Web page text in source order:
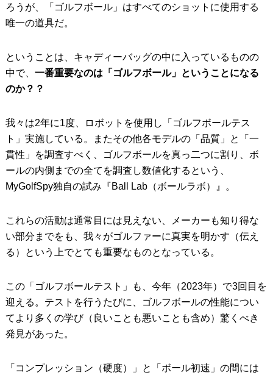
ろうが、「ゴルフボール」はすべてのショットに使用する
唯一の道具だ。
ということは、キャディーバッグの中に入っているものの
中で、 一番重要なのは「ゴルフボール」ということになる
のか？？
我々は2年に1度、ロボットを使用し「ゴルフボールテス
ト」実施している。またその他各モデルの「品質」と「一
貫性」を調査すべく、ゴルフボールを真っ二つに割り、ボ
ールの内側までの全てを調査し数値化するという、
MyGolfSpy独自の試み『Ball Lab（ボールラボ）』。
これらの活動は通常目には見えない、メーカーも知り得な
い部分までをも、我々がゴルファーに真実を明かす（伝え
る）という上でとても重要なものとなっている。
この「ゴルフボールテスト」も、今年（2023年）で3回目を
迎える。テストを行うたびに、ゴルフボールの性能につい
てより多くの学び（良いことも悪いことも含め）驚くべき
発見があった。
「コンプレッション（硬度）」と「ボール初速」の間には
WEDGES ウェッジ
OTHER その他
Editor’s Picks
Our Team 私たちのチーム
Our Mission 私たちの使命
ABOUT US MyGolfSpyJapanとは？